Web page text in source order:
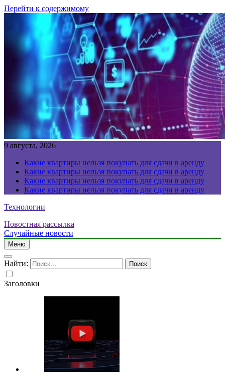
Перейти к содержимому
9 августа, 2026
Какие квартиры нельзя покупать для сдачи в аренду
Какие квартиры нельзя покупать для сдачи в аренду
Какие квартиры нельзя покупать для сдачи в аренду
Какие квартиры нельзя покупать для сдачи в аренду
Технологии
Новостная рассылка
Случайные новости
Меню
Найти:
Заголовки